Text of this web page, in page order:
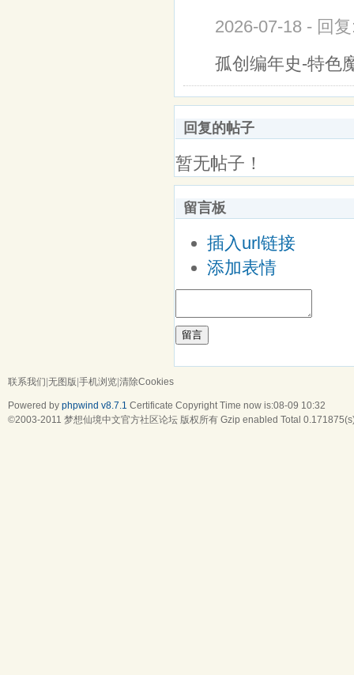
2026-07-18 - 回
孤创编年史-
回复的帖子
暂无帖子！
留言板
插入url链接
添加表情
留言
联系我们|无图版|手机浏览|清除Cookies
Powered by phpwind v8.7.1 Certificate Copyright Time now is:08-09 10:32
©2003-2011 梦想仙境中文官方社区论坛 版权所有 Gzip enabled Total